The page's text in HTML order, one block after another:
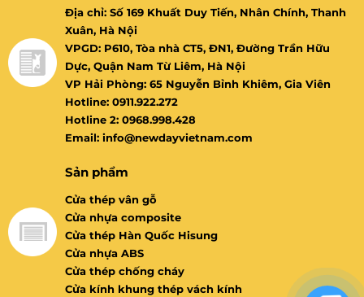
Địa chỉ: Số 169 Khuất Duy Tiến, Nhân Chính, Thanh
Xuân, Hà Nội
VPGD: P610, Tòa nhà CT5, ĐN1, Đường Trần Hữu
Dực, Quận Nam Từ Liêm, Hà Nội
VP Hải Phòng: 65 Nguyễn Bỉnh Khiêm, Gia Viên
Hotline: 0911.922.272
Hotline 2: 0968.998.428
Email: info@newdayvietnam.com
Sản phẩm
Cửa thép vân gỗ
Cửa nhựa composite
Cửa thép Hàn Quốc Hisung
Cửa nhựa ABS
Cửa thép chống cháy
Cửa kính khung thép vách kính